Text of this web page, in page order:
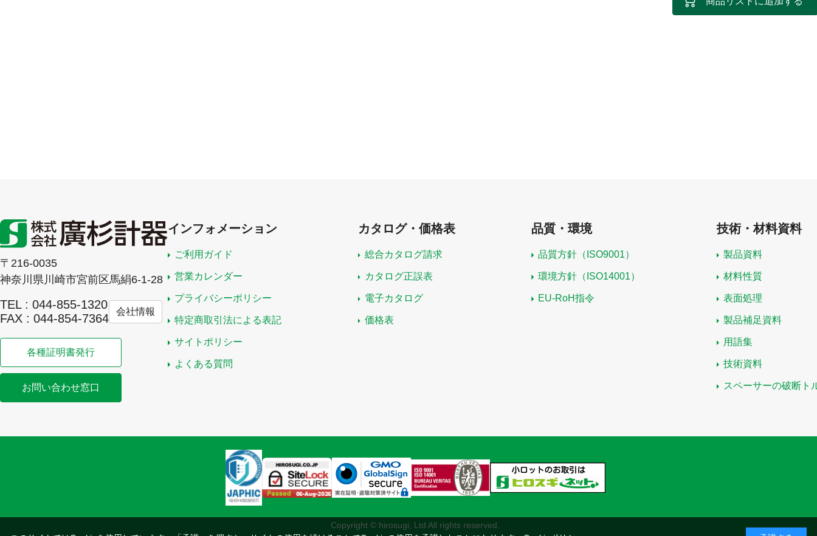
〒216-0035
神奈川県川崎市宮前区馬絹6-1-28
TEL : 044-855-1320
FAX : 044-854-7364
会社情報
各種証明書発行
お問い合わせ窓口
インフォメーション
ご利用ガイド
営業カレンダー
プライバシーポリシー
特定商取引法による表記
サイトポリシー
よくある質問
カタログ・価格表
総合カタログ請求
カタログ正誤表
電子カタログ
価格表
品質・環境
品質方針（ISO9001）
環境方針（ISO14001）
EU-RoH指令
技術・材料資料
製品資料
材料性質
表面処理
製品補足資料
用語集
技術資料
スペーサーの破断ト
Copyright © hirosugi, Ltd All rights reserved.